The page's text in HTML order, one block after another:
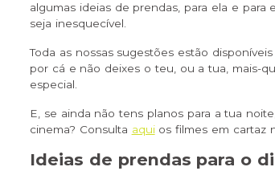
algumas ideias de prendas, para ela e
seja inesquecível.
Toda as nossas sugestões estão
por cá e não deixes o teu, ou a tua, mais-
especial.
E, se ainda não tens planos para a tua
cinema? Consulta aquios filmes em cartaz
Ideias de prendas para o